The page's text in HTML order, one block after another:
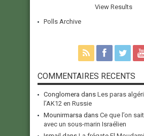
View Results
Polls Archive
COMMENTAIRES RECENTS
Conglomera dans Les paras
l’AK12 en Russie
Mounirmarsa dans Ce que l’on
avec un sous-marin Israélien